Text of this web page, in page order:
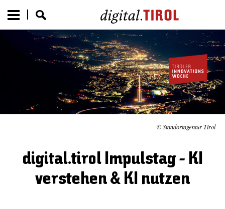
© Standortagentur Tirol
digital.tirol Impulstag - KI
verstehen & KI nutzen